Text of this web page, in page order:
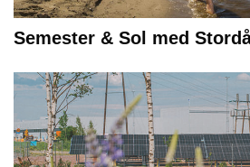
Semester & Sol med